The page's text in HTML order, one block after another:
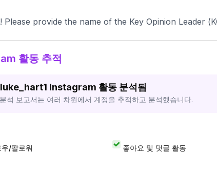
Please provide the name of the Key Opinion Leader
활동 추적
luke_hart1 Instagram 활동 분석됨
석 보고서는 여러 차원에서 계정을 추적하고 분석했습니다.
/팔로워 좋아요 및 댓글 활동